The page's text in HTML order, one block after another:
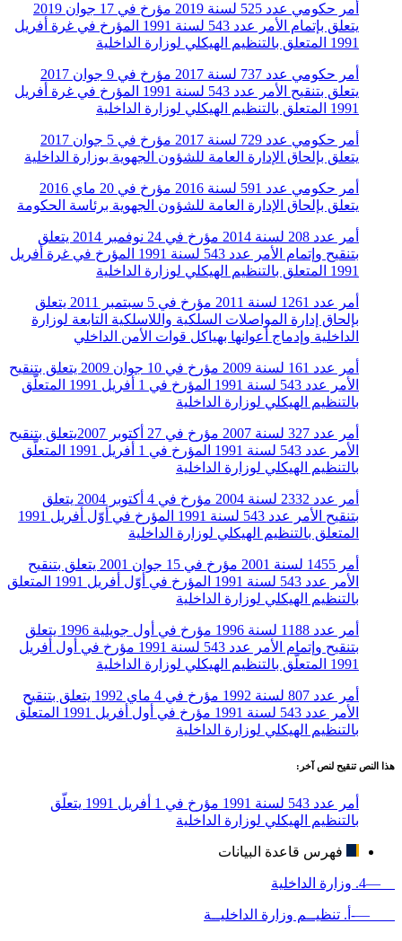
أمر حكومي عدد 525 لسنة 2019 مؤرخ في 17 جوان 2019
يتعلق بإتمام الأمر عدد 543 لسنة 1991 المؤرخ في غرة أفريل
1991 المتعلق بالتنظيم الهيكلي لوزارة الداخلية
أمر حكومي عدد 737 لسنة 2017 مؤرخ في 9 جوان 2017
يتعلق بتنقيح الأمر عدد 543 لسنة 1991 المؤرخ في غرة أفريل
1991 المتعلق بالتنظيم الهيكلي لوزارة الداخلية
أمر حكومي عدد 729 لسنة 2017 مؤرخ في 5 جوان 2017
يتعلق بإلحاق الإدارة العامة للشؤون الجهوية بوزارة الداخلية
أمر حكومي عدد 591 لسنة 2016 مؤرخ في 20 ماي 2016
يتعلق بإلحاق الإدارة العامة للشؤون الجهوية برئاسة الحكومة
أمر عدد 208 لسنة 2014 مؤرخ في 24 نوفمبر 2014 يتعلق
بتنقيح وإتمام الأمر عدد 543 لسنة 1991 المؤرخ في غرة أفريل
1991 المتعلق بالتنظيم الهيكلي لوزارة الداخلية
أمر عدد 1261 لسنة 2011 مؤرخ في 5 سبتمبر 2011 يتعلق
بإلحاق إدارة المواصلات السلكية واللاسلكية التابعة لوزارة
الداخلية وإدماج أعوانها بهياكل قوات الأمن الداخلي
أمر عدد 161 لسنة 2009 مؤرخ في 10 جوان 2009 يتعلق بتنقيح
الأمر عدد 543 لسنة 1991 المؤرخ في 1 أفريل 1991 المتعلّق
بالتنظيم الهيكلي لوزارة الداخلية
أمر عدد 327 لسنة 2007 مؤرخ في 27 أكتوبر 2007يتعلق بتنقيح
الأمر عدد 543 لسنة 1991 المؤرخ في 1 أفريل 1991 المتعلّق
بالتنظيم الهيكلي لوزارة الداخلية
أمر عدد 2332 لسنة 2004 مؤرخ في 4 أكتوبر 2004 يتعلق
بتنقيح الأمر عدد 543 لسنة 1991 المؤرخ في أوّل أفريل 1991
المتعلق بالتنظيم الهيكلي لوزارة الداخلية
أمر 1455 لسنة 2001 مؤرخ في 15 جوان 2001 يتعلق بتنقيح
الأمر عدد 543 لسنة 1991 المؤرخ في أوّل أفريل 1991 المتعلق
بالتنظيم الهيكلي لوزارة الداخلية
أمر عدد 1188 لسنة 1996 مؤرخ في أول جويلية 1996 يتعلق
بتنقيح وإتمام الأمر عدد 543 لسنة 1991 مؤرخ في أول أفريل
1991 المتعلّق بالتنظيم الهيكلي لوزارة الداخلية
أمر عدد 807 لسنة 1992 مؤرخ في 4 ماي 1992 يتعلق بتنقيح
الأمر عدد 543 لسنة 1991 مؤرخ في أول أفريل 1991 المتعلّق
بالتنظيم الهيكلي لوزارة الداخلية
هذا النص تنقيح لنص آخر:
أمر عدد 543 لسنة 1991 مؤرخ في 1 أفريل 1991 يتعلّق
بالتنظيم الهيكلي لوزارة الداخلية
فهرس قاعدة البيانات
—4. وزارة الداخلية
—-أ. تنظيــم وزارة الداخليــة